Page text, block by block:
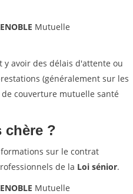
Mutuelle
y avoir des délais d'attente ou
(généralement sur les
couverture mutuelle santé
chère ?
sur le contrat
de la Loi sénior.
Mutuelle